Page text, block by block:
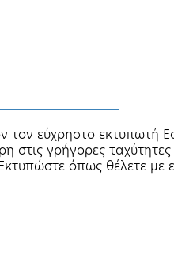
εύχρηστο εκτυπωτή
γρήγορες
όπως θέλετε